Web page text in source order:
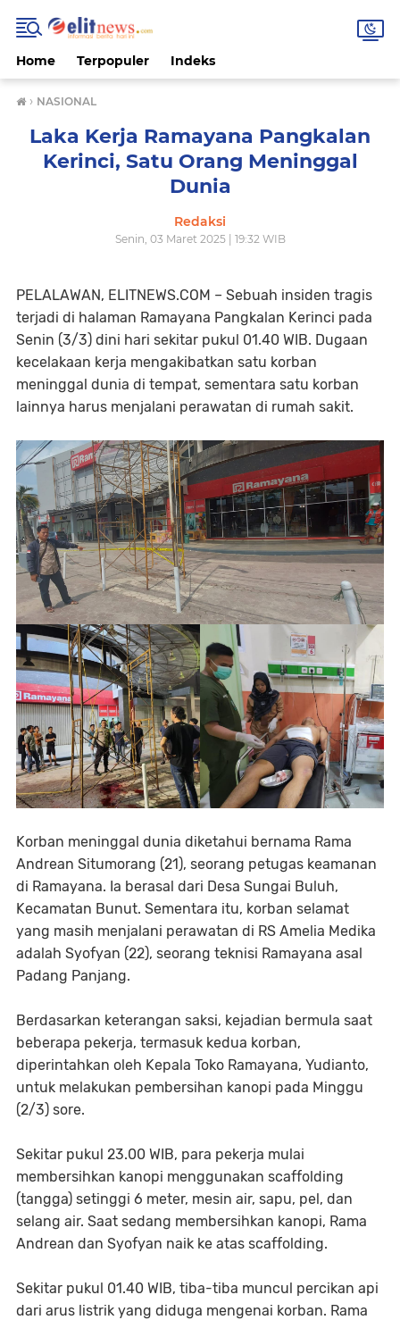
Home Terpopuler Indeks
› NASIONAL
Laka Kerja Ramayana Pangkalan
Kerinci, Satu Orang Meninggal
Dunia
Redaksi
Senin, 03 Maret 2025 | 19:32 WIB
PELALAWAN, ELITNEWS.COM – Sebuah insiden tragis
terjadi di halaman Ramayana Pangkalan Kerinci pada
Senin (3/3) dini hari sekitar pukul 01.40 WIB. Dugaan
kecelakaan kerja mengakibatkan satu korban
meninggal dunia di tempat, sementara satu korban
lainnya harus menjalani perawatan di rumah sakit.
Korban meninggal dunia diketahui bernama Rama
Andrean Situmorang (21), seorang petugas keamanan
di Ramayana. Ia berasal dari Desa Sungai Buluh,
Kecamatan Bunut. Sementara itu, korban selamat
yang masih menjalani perawatan di RS Amelia Medika
adalah Syofyan (22), seorang teknisi Ramayana asal
Padang Panjang.
Berdasarkan keterangan saksi, kejadian bermula saat
beberapa pekerja, termasuk kedua korban,
diperintahkan oleh Kepala Toko Ramayana, Yudianto,
untuk melakukan pembersihan kanopi pada Minggu
(2/3) sore.
Sekitar pukul 23.00 WIB, para pekerja mulai
membersihkan kanopi menggunakan scaffolding
(tangga) setinggi 6 meter, mesin air, sapu, pel, dan
selang air. Saat sedang membersihkan kanopi, Rama
Andrean dan Syofyan naik ke atas scaffolding.
Sekitar pukul 01.40 WIB, tiba-tiba muncul percikan api
dari arus listrik yang diduga mengenai korban. Rama